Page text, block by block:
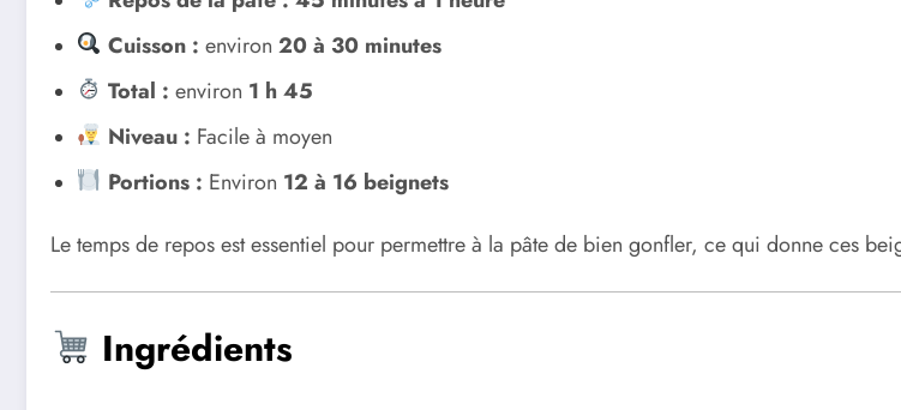
Cuisson : environ 20 à 30 minutes
Total : environ 1 h 45
Niveau : Facile à moyen
Portions : Environ 12 à 16 beignets
Le temps de repos est essentiel pour permettre à la pâte de bien gonfler, ce qui donne ces
Ingrédients